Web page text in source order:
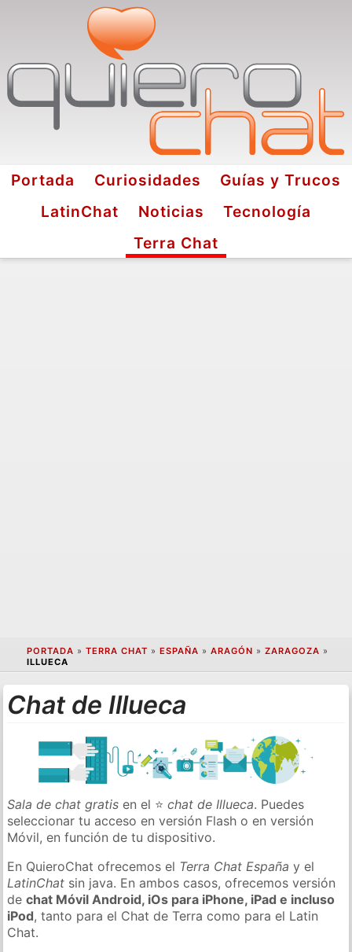
Portada Curiosidades
Guías y Trucos
LatinChat
Noticias
Tecnología
Terra Chat
PORTADA » TERRA CHAT » ESPAÑA » ARAGÓN » ZARAGOZA »
ILLUECA
Chat de Illueca
Sala de chat gratis en el ⭐chat de Illueca. Puedes
seleccionar tu acceso en versión Flash o en versión
Móvil, en función de tu dispositivo.
En QuieroChat ofrecemos el Terra Chat España y el
LatinChat sin java. En ambos casos, ofrecemos versión
dechat Móvil Android, iOs para iPhone, iPad e incluso
iPod, tanto para el Chat de Terra como para el Latin
Chat.